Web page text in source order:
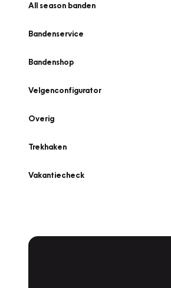
All season banden
Bandenservice
Bandenshop
Velgenconfigurator
Overig
Trekhaken
Vakantiecheck